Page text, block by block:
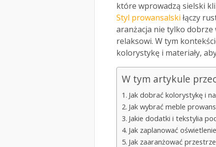
które wprowadzą sielski
Styl prowansalski łączy
aranżacja nie tylko dobrze
relaksowi. W tym
kolorystykę i materiały,
W tym artykule
Jak dobrać kolorystykę i
Jak wybrać meble
Jakie dodatki i tekstylia
Jak zaplanować
Jak zaaranżować